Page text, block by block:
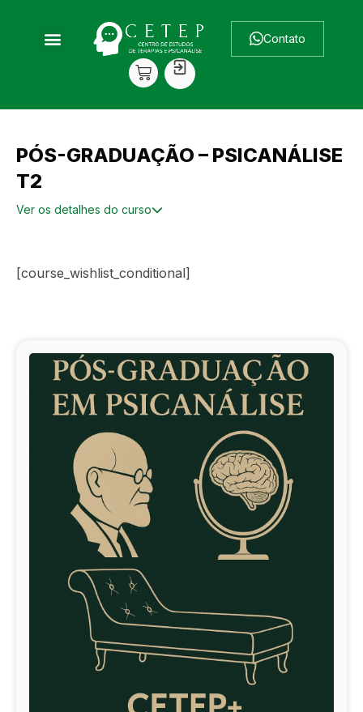
Contato
PÓS-GRADUAÇÃO – PSICANÁLISE
T2
Ver os detalhes do curso
[course_wishlist_conditional]